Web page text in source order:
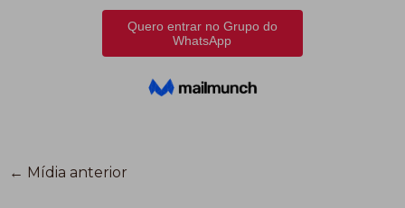
← Mídia anterior